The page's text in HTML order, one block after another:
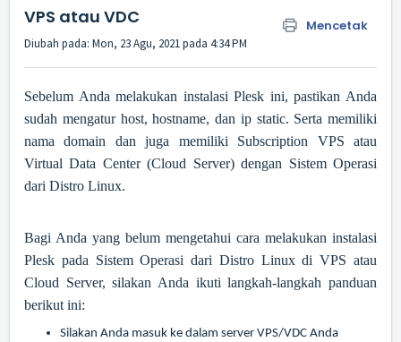
VPS atau VDC
Mencetak
Diubah pada: Mon, 23 Agu, 2021 pada 4:34 PM
Sebelum Anda melakukan instalasi Plesk ini, pastikan Anda
sudah mengatur host, hostname, dan ip static. Serta memiliki
nama domain dan juga memiliki Subscription VPS atau
Virtual Data Center (Cloud Server) dengan Sistem Operasi
dari Distro Linux.
Bagi Anda yang belum mengetahui cara melakukan instalasi
Plesk pada Sistem Operasi dari Distro Linux di VPS atau
Cloud Server, silakan Anda ikuti langkah-langkah panduan
berikut ini:
Silakan Anda masuk ke dalam server VPS/VDC Anda